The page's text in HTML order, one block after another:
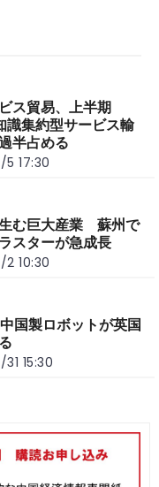
ス貿易、上半期
集約型サービス輸
半占める
17:30
む巨大産業 蘇州で
スターが急成長
10:30
国製ロボットが英国
15:30